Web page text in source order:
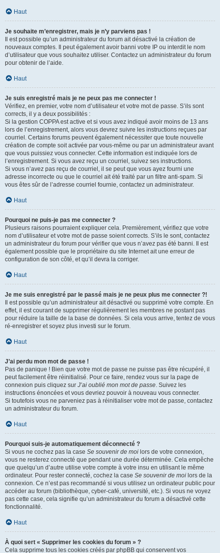
Haut
Je souhaite m’enregistrer, mais je n’y parviens pas !
Il est possible qu’un administrateur du forum ait désactivé la création de
nouveaux comptes. Il peut également avoir banni votre IP ou interdit le nom
d’utilisateur que vous souhaitez utiliser. Contactez un administrateur du forum
pour obtenir de l’aide.
Haut
Je suis enregistré mais je ne peux pas me connecter !
Vérifiez, en premier, votre nom d’utilisateur et votre mot de passe. S’ils sont
corrects, il y a deux possibilités :
Si la gestion COPPA est active et si vous avez indiqué avoir moins de 13 ans
lors de l’enregistrement, alors vous devrez suivre les instructions reçues par
courriel. Certains forums peuvent également nécessiter que toute nouvelle
création de compte soit activée par vous-même ou par un administrateur avant
que vous puissiez vous connecter. Cette information est indiquée lors de
l’enregistrement. Si vous avez reçu un courriel, suivez ses instructions.
Si vous n’avez pas reçu de courriel, il se peut que vous ayez fourni une
adresse incorrecte ou que le courriel ait été traité par un filtre anti-spam. Si
vous êtes sûr de l’adresse courriel fournie, contactez un administrateur.
Haut
Pourquoi ne puis-je pas me connecter ?
Plusieurs raisons pourraient expliquer cela. Premièrement, vérifiez que votre
nom d’utilisateur et votre mot de passe soient corrects. S’ils le sont, contactez
un administrateur du forum pour vérifier que vous n’avez pas été banni. Il est
également possible que le propriétaire du site Internet ait une erreur de
configuration de son côté, et qu’il devra la corriger.
Haut
Je me suis enregistré par le passé mais je ne peux plus me connecter ?!
Il est possible qu’un administrateur ait désactivé ou supprimé votre compte. En
effet, il est courant de supprimer régulièrement les membres ne postant pas
pour réduire la taille de la base de données. Si cela vous arrive, tentez de vous
ré-enregistrer et soyez plus investi sur le forum.
Haut
J’ai perdu mon mot de passe !
Pas de panique ! Bien que votre mot de passe ne puisse pas être récupéré, il
peut facilement être réinitialisé. Pour ce faire, rendez vous sur la page de
connexion puis cliquez sur J’ai oublié mon mot de passe. Suivez les
instructions énoncées et vous devriez pouvoir à nouveau vous connecter.
Si toutefois vous ne parveniez pas à réinitialiser votre mot de passe, contactez
un administrateur du forum.
Haut
Pourquoi suis-je automatiquement déconnecté ?
Si vous ne cochez pas la case Se souvenir de moi lors de votre connexion,
vous ne resterez connecté que pendant une durée déterminée. Cela empêche
que quelqu’un d’autre utilise votre compte à votre insu en utilisant le même
ordinateur. Pour rester connecté, cochez la case Se souvenir de moi lors de la
connexion. Ce n’est pas recommandé si vous utilisez un ordinateur public pour
accéder au forum (bibliothèque, cyber-café, université, etc.). Si vous ne voyez
pas cette case, cela signifie qu’un administrateur du forum a désactivé cette
fonctionnalité.
Haut
À quoi sert « Supprimer les cookies du forum » ?
Cela supprime tous les cookies créés par phpBB qui conservent vos